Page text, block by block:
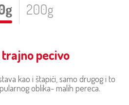
200g
pecivo
kao i štapići, samo drugog i to
oblika- malih pereca.